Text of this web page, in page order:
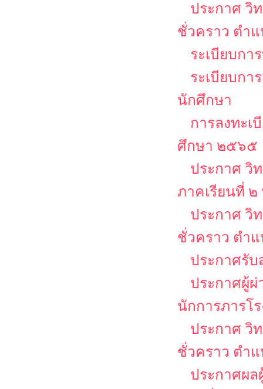
ประกาศ วิ
ชั่วคราว ตำ
ระเบียบกา
ระเบียบกา
นักศึกษา
การลงทะเ
ศึกษา ๒๕๖๕
ประกาศ วิ
ภาคเรียนที่
ประกาศ วิ
ชั่วคราว ตำ
ประกาศรั
ประกาศผู้
นักการภารโร
ประกาศ วิ
ชั่วคราว ตำ
ประกาศผล